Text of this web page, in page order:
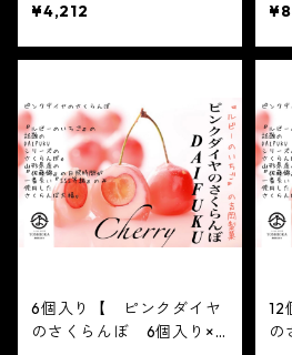
ン】DAIFUKU ※配送日
時指定必須 2023 父の
中元 贈り物 フルーツ
ギフト
¥4,212
日時
ギ
6個入り【 ピンクダイヤ
のさくらんぼ 6個入り×1
12
の